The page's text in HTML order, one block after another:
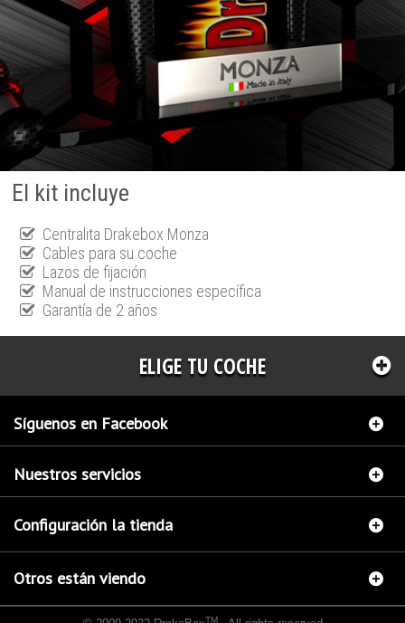
El kit incluye
Centralita Drakebox Monza
Cables para su coche
Lazos de fijación
Manual de instrucciones específica
Garantía de 2 años
ELIGE TU COCHE
Síguenos en Facebook
Nuestros servicios
Configuración la tienda
Otros están viendo
TM